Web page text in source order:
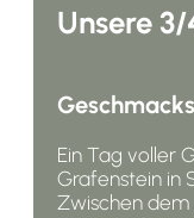
Unsere
Ein Tag voller
Grafenstein in
Zwischen dem